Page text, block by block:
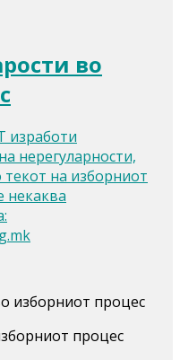
во
изработи
нерегуларности,
на изборниот
некаква
изборниот процес